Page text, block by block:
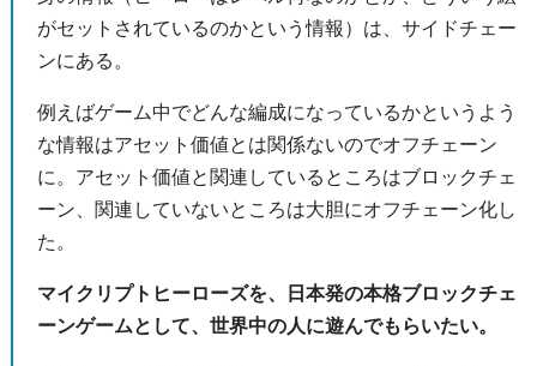
がセットされているのかという情報）は、サイドチェー
ンにある。
例えばゲーム中でどんな編成になっているかというよう
な情報はアセット価値とは関係ないのでオフチェーン
に。アセット価値と関連しているところはブロックチェ
ーン、関連していないところは大胆にオフチェーン化し
た。
マイクリプトヒーローズを、日本発の本格ブロックチェ
ーンゲームとして、世界中の人に遊んでもらいたい。